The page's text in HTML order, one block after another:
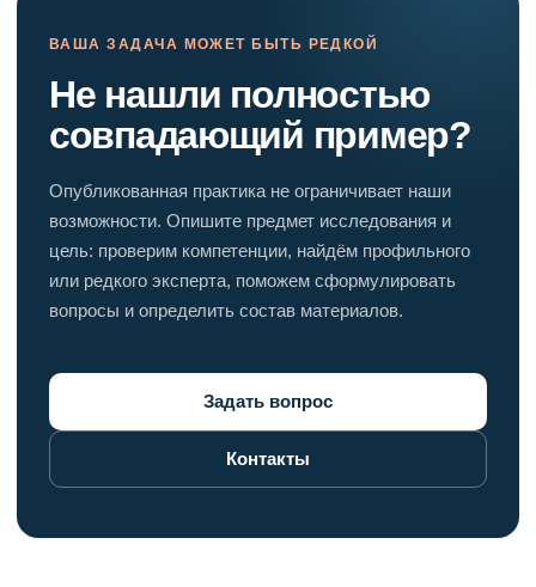
ВАША ЗАДАЧА МОЖЕТ БЫТЬ РЕДКОЙ
Не нашли полностью
совпадающий пример?
Опубликованная практика не ограничивает наши
возможности. Опишите предмет исследования и
цель: проверим компетенции, найдём профильного
или редкого эксперта, поможем сформулировать
вопросы и определить состав материалов.
Задать вопрос
Контакты